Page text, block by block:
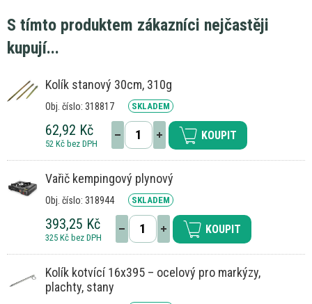
S tímto produktem zákazníci nejčastěji
kupují...
Kolík stanový 30cm, 310g
Obj. číslo: 318817 SKLADEM
62,92 Kč
52 Kč bez DPH
KOUPIT
Vařič kempingový plynový
Obj. číslo: 318944 SKLADEM
393,25 Kč
325 Kč bez DPH
KOUPIT
Kolík kotvící 16x395 – ocelový pro markýzy,
plachty, stany